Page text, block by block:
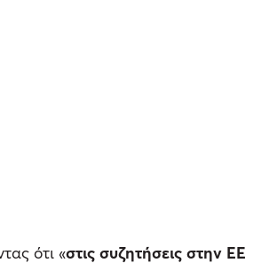
ότι «στις συζητήσεις στην ΕΕ